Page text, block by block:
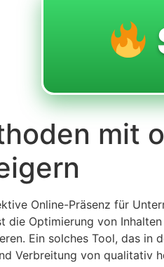
mit
Online-Präsenz für
die Optimierung von
Ein solches Tool, das in
Verbreitung von qualitativ